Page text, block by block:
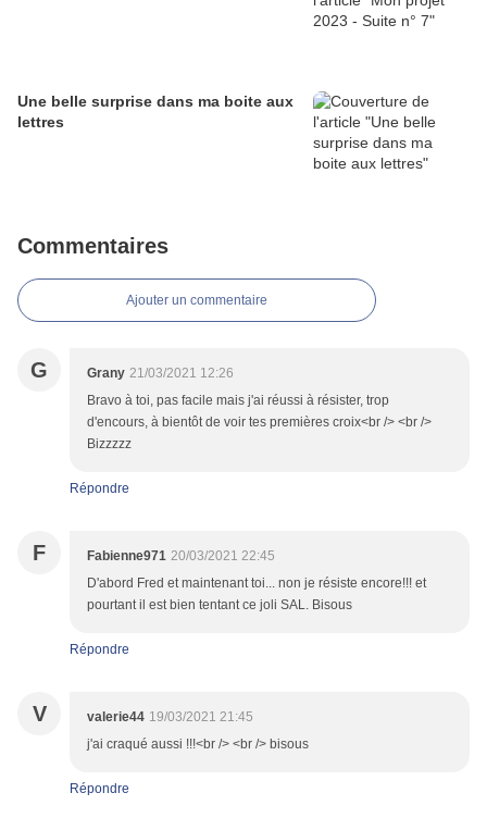
Une belle surprise dans ma boite aux
lettres
Commentaires
Ajouter un commentaire
G Grany 21/03/2021 12:26
Bravo à toi, pas facile mais j'ai réussi à résister, trop
d'encours, à bientôt de voir tes premières croix<br /> <br />
Bizzzzz
Répondre
F Fabienne971 20/03/2021 22:45
D'abord Fred et maintenant toi... non je résiste encore!!! et
pourtant il est bien tentant ce joli SAL. Bisous
Répondre
V valerie44 19/03/2021 21:45
j'ai craqué aussi !!!<br /> <br /> bisous
Répondre